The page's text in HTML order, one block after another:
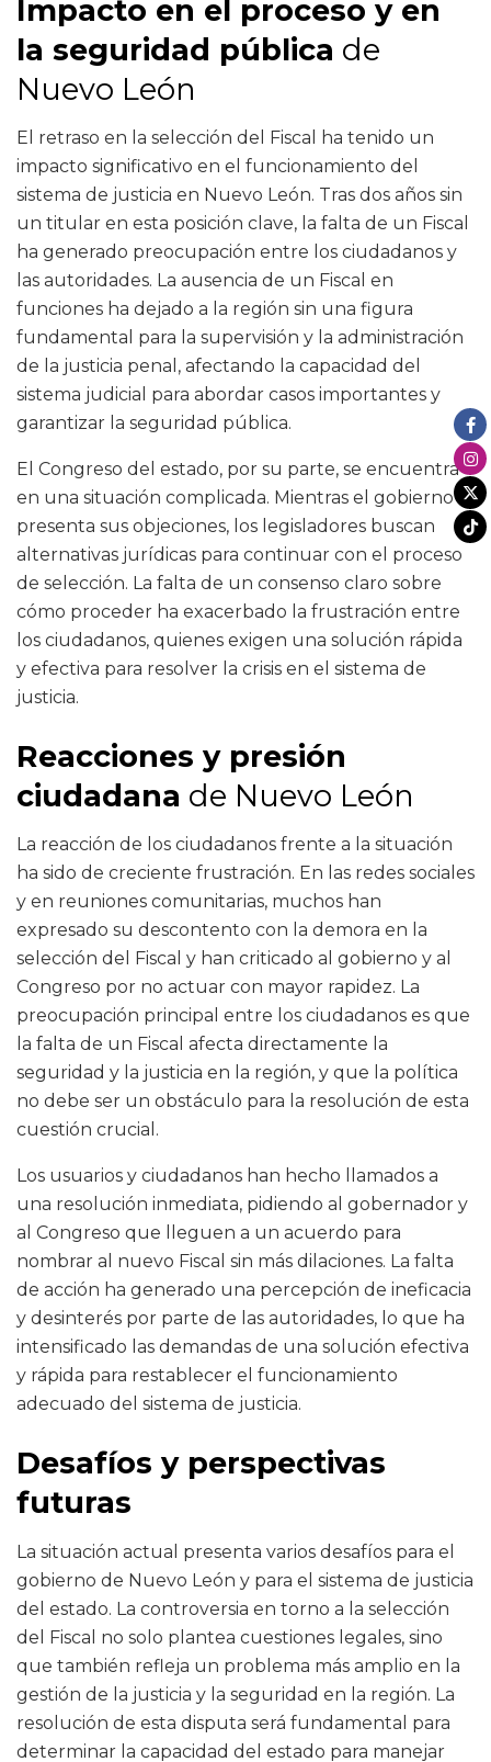
Impacto en el proceso y en
la seguridad pública de
Nuevo León
El retraso en la selección del Fiscal ha tenido un
impacto significativo en el funcionamiento del
sistema de justicia en Nuevo León. Tras dos años sin
un titular en esta posición clave, la falta de un Fiscal
ha generado preocupación entre los ciudadanos y
las autoridades. La ausencia de un Fiscal en
funciones ha dejado a la región sin una figura
fundamental para la supervisión y la administración
de la justicia penal, afectando la capacidad del
sistema judicial para abordar casos importantes y
garantizar la seguridad pública.
El Congreso del estado, por su parte, se encuentra
en una situación complicada. Mientras el gobierno
presenta sus objeciones, los legisladores buscan
alternativas jurídicas para continuar con el proceso
de selección. La falta de un consenso claro sobre
cómo proceder ha exacerbado la frustración entre
los ciudadanos, quienes exigen una solución rápida
y efectiva para resolver la crisis en el sistema de
justicia.
Reacciones y presión
ciudadana de Nuevo León
La reacción de los ciudadanos frente a la situación
ha sido de creciente frustración. En las redes sociales
y en reuniones comunitarias, muchos han
expresado su descontento con la demora en la
selección del Fiscal y han criticado al gobierno y al
Congreso por no actuar con mayor rapidez. La
preocupación principal entre los ciudadanos es que
la falta de un Fiscal afecta directamente la
seguridad y la justicia en la región, y que la política
no debe ser un obstáculo para la resolución de esta
cuestión crucial.
Los usuarios y ciudadanos han hecho llamados a
una resolución inmediata, pidiendo al gobernador y
al Congreso que lleguen a un acuerdo para
nombrar al nuevo Fiscal sin más dilaciones. La falta
de acción ha generado una percepción de ineficacia
y desinterés por parte de las autoridades, lo que ha
intensificado las demandas de una solución efectiva
y rápida para restablecer el funcionamiento
adecuado del sistema de justicia.
Desafíos y perspectivas
futuras
La situación actual presenta varios desafíos para el
gobierno de Nuevo León y para el sistema de justicia
del estado. La controversia en torno a la selección
del Fiscal no solo plantea cuestiones legales, sino
que también refleja un problema más amplio en la
gestión de la justicia y la seguridad en la región. La
resolución de esta disputa será fundamental para
determinar la capacidad del estado para manejar